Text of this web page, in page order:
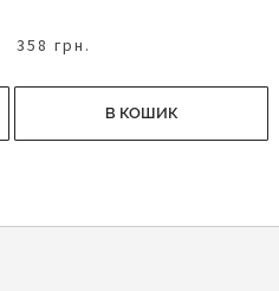
358 грн.
В КОШИК